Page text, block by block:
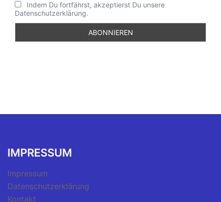
Indem Du fortfährst, akzeptierst Du unsere
Datenschutzerklärung.
IMPRESSUM
Impressum
Datenschutzerklärung
Kontakt